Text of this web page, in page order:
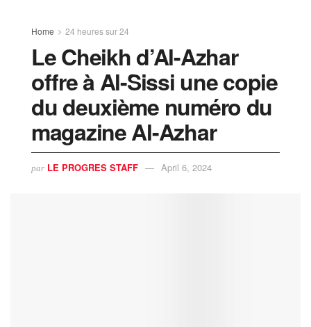
Home 24 heures sur 24
Le Cheikh d’Al-Azhar
offre à Al-Sissi une copie
du deuxième numéro du
magazine Al-Azhar
par LE PROGRES STAFF April 6, 2024